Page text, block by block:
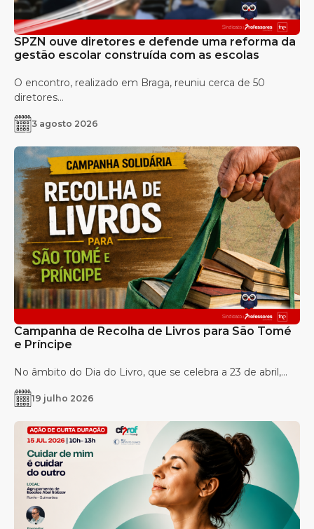
SPZN ouve diretores e defende uma reforma da
gestão escolar construída com as escolas
O encontro, realizado em Braga, reuniu cerca de 50
diretores...
3 agosto 2026
Campanha de Recolha de Livros para São Tomé
e Príncipe
No âmbito do Dia do Livro, que se celebra a 23 de abril,...
19 julho 2026